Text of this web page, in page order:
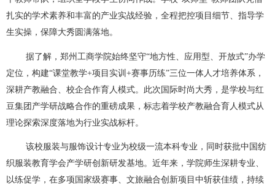
扎实的学术素养和丰富的产业实战经验，全程把控项目细节、指导学
生实操，保障大秀圆满落地。
据了解，郑州工商学院始终坚守“地方性、应用型、开放式”办学
定位，构建“课堂教学+项目实训+赛事历练”三位一体人才培养体系，
深耕产教融合、校企合作育人模式。此次国际时尚大秀，是学校与红
豆集团产学研战略合作的重磅成果，标志着学校产教融合育人模式从
理论探索深度落地为行业实战标杆。
该校服装与服饰设计专业为校级一流本科专业，同时获批中国纺
织服装教育学会产学研创新研发基地。近年来，学院师生深耕专业、
以练促学，在多项国家级赛事、文旅融合创新项目中斩获佳绩，持续